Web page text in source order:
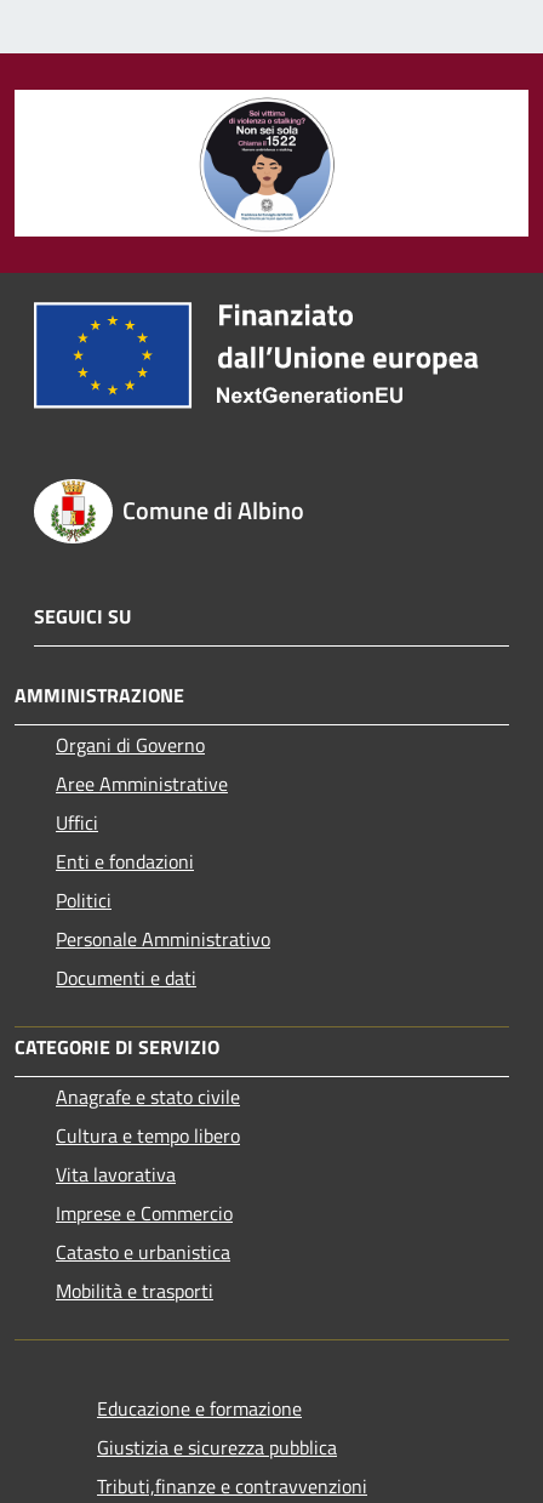
Comune di Albino
SEGUICI SU
AMMINISTRAZIONE
Organi di Governo
Aree Amministrative
Uffici
Enti e fondazioni
Politici
Personale Amministrativo
Documenti e dati
CATEGORIE DI SERVIZIO
Anagrafe e stato civile
Cultura e tempo libero
Vita lavorativa
Imprese e Commercio
Catasto e urbanistica
Mobilità e trasporti
Educazione e formazione
Giustizia e sicurezza pubblica
Tributi,finanze e contravvenzioni